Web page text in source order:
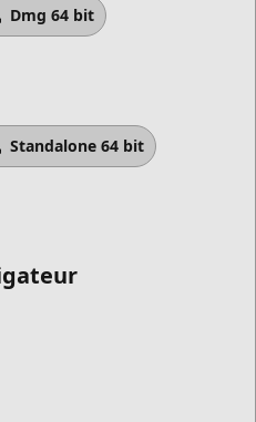
Dmg 64 bit
Standalone 64 bit